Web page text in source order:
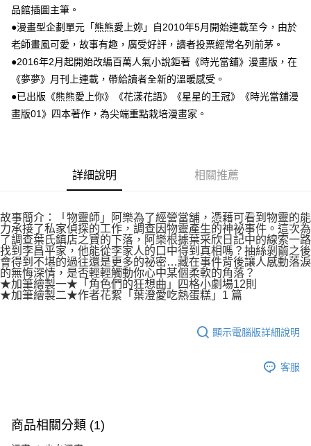
※ 請注意：結帳手續完成當下不需立刻繳費，但若您需要取消訂單，請聯絡
購買商品的店家。未經商家同意取消之訂單仍視為有效，需透過AFTEE先享
後付繳納相關費用。
※ 交易是否成功請以「AFTEE先享後付 」之結帳頁面顯示為準，若有關於
是否繳費成功／繳費後需取消欲退款等相關疑問，請聯繫「AFTEE先享後付
【注意事項】
１．透過由恩沛科技股份有限公司提供之「AFTEE先享後付」服務完成之交
易，需依本服務之必要範圍內提供個人資料，並將交易相關給付款項請求債
３．未成年的使用者請事先徵得法定代理人或監護人之同意方可使用
「AFTEE先享後付」，若未經同意申辦者引起之損失，本公司不負相關責
時審查核予不同之上限額度；若仍有額度不足之情形，本公司將視審查結果
請求用戶進行身份認證。
５．嚴禁一人註冊多個帳號或使用他人資訊註冊。若發現惡意使用之情形，
恩沛科技股份有限公司將有權停止該用戶之使用額度並採取法律行動。
每筆NT$80，滿NT$500(含以上)免運費
付款後萊爾富取貨
每筆NT$80，滿NT$500(含以上)免運費
7-11取貨付款
每筆NT$80，滿NT$500(含以上)免運費
國家/地區配送 查看運費
品館插圖主筆。
●漫畫型企劃單元「熊熊愛上妳」自2010年5月開始連載至今，由於
老師畫風可愛，故事有趣，廣受好評，讀者投票經常名列前茅。
●2016年2月起開始改編百萬人氣小說鉅著《時光當舖》漫畫版，在
《夢夢》月刊上連載，帶給讀者全新的溫暖感受。
●已出版《熊熊愛上你》《花漾花語》《星星的王冠》《時光當舖漫
畫版01》四本著作，為尖端重點栽培漫畫家。
詳細說明 相關推薦
故事簡介：「物靈師」阿樂為了經營當舖，憑藉可看到物靈的能
力承接了私家偵探的工作，調查因物靈產生的神祕事件。這次為
了調查葉氏鎮店之寶的下落，阿樂根據葉采欣日記中的線索一路
找到李昌平家，他能從李家人的口中得到真相嗎？抽絲剝繭之後
會得到不堪的過往還是更多的祕密…藏在事件背後讓人感動落淚
的無悔深情，是否輕輕觸動你心中某個柔軟的角落？
★加筆繪製一★「角色們的狂想曲」四格小劇場12則
★加筆繪製二★作者花絮「葉澄愛吃熱蛋糕」1 篇
顯示電腦版詳細說明
客服
商品相關分類 (1)